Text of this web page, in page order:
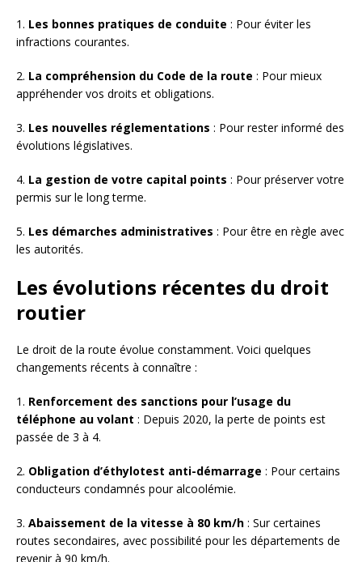
1. Les bonnes pratiques de conduite : Pour éviter les
infractions courantes.
2. La compréhension du Code de la route : Pour mieux
appréhender vos droits et obligations.
3. Les nouvelles réglementations : Pour rester informé des
évolutions législatives.
4. La gestion de votre capital points : Pour préserver votre
permis sur le long terme.
5. Les démarches administratives : Pour être en règle avec
les autorités.
Les évolutions récentes du droit
routier
Le droit de la route évolue constamment. Voici quelques
changements récents à connaître :
1. Renforcement des sanctions pour l’usage du
téléphone au volant : Depuis 2020, la perte de points est
passée de 3 à 4.
2. Obligation d’éthylotest anti-démarrage : Pour certains
conducteurs condamnés pour alcoolémie.
3. Abaissement de la vitesse à 80 km/h : Sur certaines
routes secondaires, avec possibilité pour les départements de
revenir à 90 km/h.